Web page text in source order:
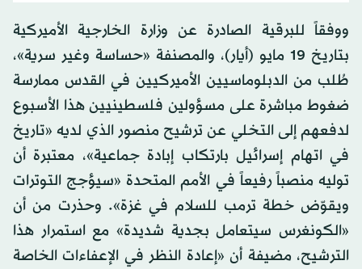
ووفقاً للبرقية الصادرة عن وزارة الخارجية الأميركية
بتاريخ 19 مايو (أيار)، والمصنفة «حساسة وغير سرية»،
طُلب من الدبلوماسيين الأميركيين في القدس ممارسة
ضغوط مباشرة على مسؤولين فلسطينيين هذا الأسبوع
لدفعهم إلى التخلي عن ترشيح منصور الذي لديه «تاريخ
في اتهام إسرائيل بارتكاب إبادة جماعية»، معتبرة أن
توليه منصباً رفيعاً في الأمم المتحدة «سيؤجج التوترات
ويقوّض خطة ترمب للسلام في غزة». وحذرت من أن
«الكونغرس سيتعامل بجدية شديدة» مع استمرار هذا
الترشيح، مضيفة أن «إعادة النظر في الإعفاءات الخاصة